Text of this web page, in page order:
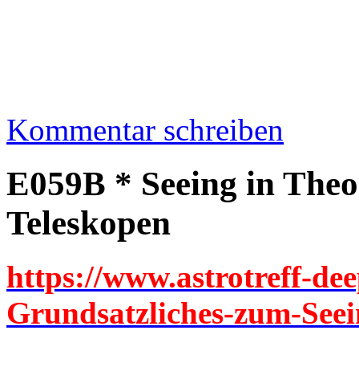
Kommentar schreiben
E059B * Seeing in
Teleskopen
https://www.astrotreff-
Grundsatzliches-zum-